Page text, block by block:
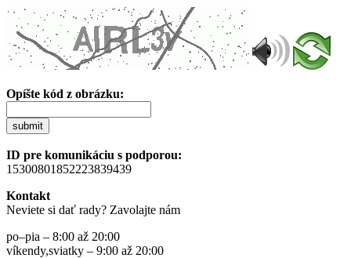
Opíšte kód z obrázku:
submit
ID pre komunikáciu s podporou:
15300801852223839439
Kontakt
Neviete si dať rady? Zavolajte nám
po–pia – 8:00 až 20:00
víkendy,sviatky – 9:00 až 20:00